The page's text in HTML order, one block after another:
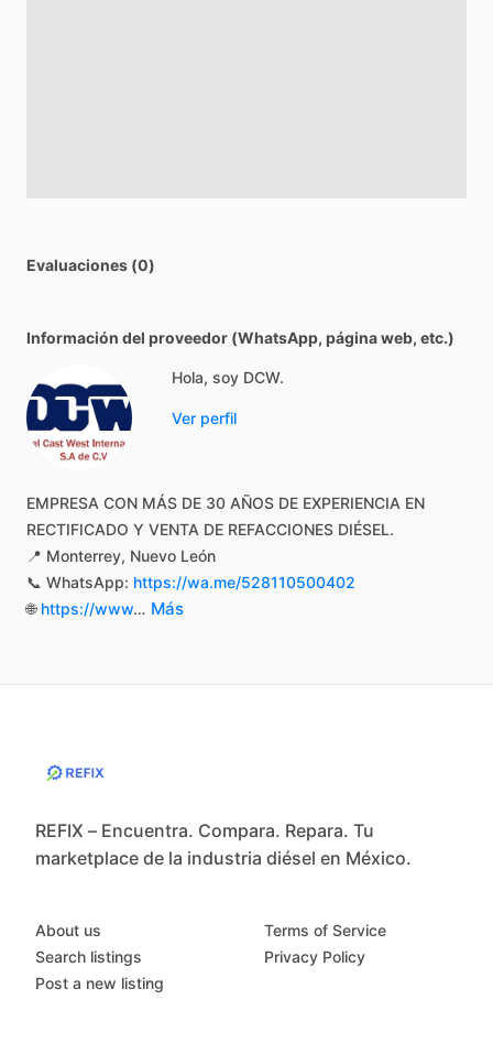
Evaluaciones (0)
Información del proveedor (WhatsApp, página web, etc.)
Hola, soy DCW.
Ver perfil
EMPRESA CON MÁS DE 30 AÑOS DE EXPERIENCIA EN
RECTIFICADO Y VENTA DE REFACCIONES DIÉSEL.
📍 Monterrey, Nuevo León
📞 WhatsApp: https://wa.me/528110500402
🌐 https://www… Más
REFIX – Encuentra. Compara. Repara. Tu
marketplace de la industria diésel en México.
About us
Search listings
Post a new listing
Terms of Service
Privacy Policy